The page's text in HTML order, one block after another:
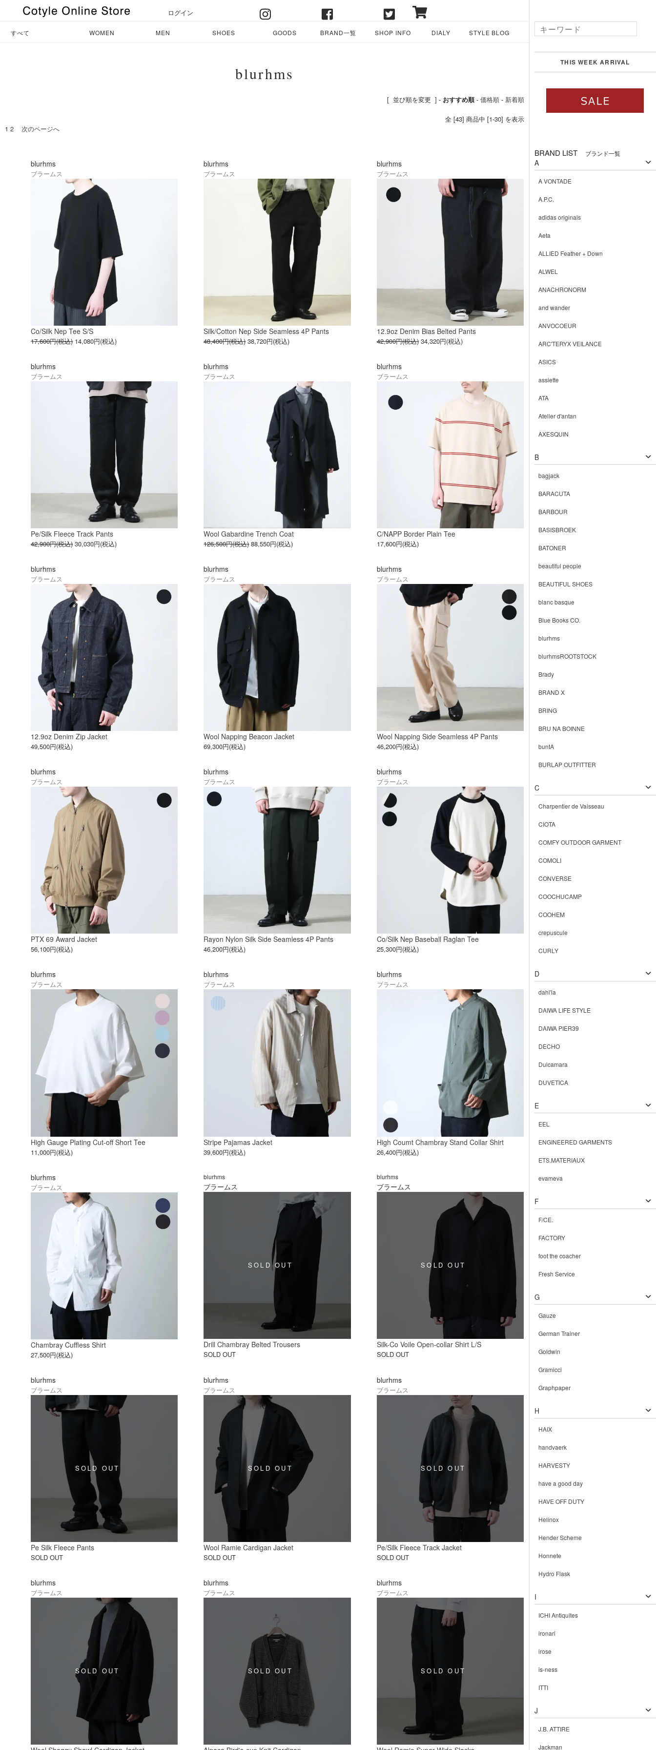
ログイン
すべて WOMEN MEN SHOES GOODS BRAND一覧 SHOP INFO DIALY STYLE BLOG
blurhms
[ 並び順を変更 ] - おすすめ順- 価格順 - 新着順
全 [43] 商品中 [1-30] を表示
1 2 次のページへ
blurhms
ブラームス
Co/Silk Nep Tee S/S
17,600円(税込) 14,080円(税込)
blurhms
ブラームス
Silk/Cotton Nep Side Seamless 4P Pants
48,400円(税込) 38,720円(税込)
blurhms
ブラームス
12.9oz Denim Bias Belted Pants
42,900円(税込) 34,320円(税込)
blurhms
ブラームス
Pe/Silk Fleece Track Pants
42,900円(税込) 30,030円(税込)
blurhms
ブラームス
Wool Gabardine Trench Coat
126,500円(税込) 88,550円(税込)
blurhms
ブラームス
C/NAPP Border Plain Tee
17,600円(税込)
blurhms
ブラームス
12.9oz Denim Zip Jacket
49,500円(税込)
blurhms
ブラームス
Wool Napping Beacon Jacket
69,300円(税込)
blurhms
ブラームス
Wool Napping Side Seamless 4P Pants
46,200円(税込)
blurhms
ブラームス
PTX 69 Award Jacket
56,100円(税込)
blurhms
ブラームス
Rayon Nylon Silk Side Seamless 4P Pants
46,200円(税込)
blurhms
ブラームス
Co/Silk Nep Baseball Raglan Tee
25,300円(税込)
blurhms
ブラームス
High Gauge Plating Cut-off Short Tee
11,000円(税込)
blurhms
ブラームス
Stripe Pajamas Jacket
39,600円(税込)
blurhms
ブラームス
High Coumt Chambray Stand Collar Shirt
26,400円(税込)
blurhms
ブラームス
Chambray Cuffless Shirt
27,500円(税込)
blurhms
ブラームス
Drill Chambray Belted Trousers
SOLD OUT
blurhms
ブラームス
Silk-Co Voile Open-collar Shirt L/S
SOLD OUT
blurhms
ブラームス
Pe Silk Fleece Pants
SOLD OUT
blurhms
ブラームス
Wool Ramie Cardigan Jacket
SOLD OUT
blurhms
ブラームス
Pe/Silk Fleece Track Jacket
SOLD OUT
blurhms
ブラームス
blurhms
ブラームス
blurhms
ブラームス
THIS WEEK ARRIVAL
BRAND LIST ブランド一覧
A
A VONTADE
A.P.C.
adidas originals
Aeta
ALLIED Feather + Down
ALWEL
ANACHRONORM
and wander
ANVOCOEUR
ARC'TERYX VEILANCE
ASICS
assiette
ATA
Atelier d'antan
AXESQUIN
B
bagjack
BARACUTA
BARBOUR
BASISBROEK
BATONER
beautiful people
BEAUTIFUL SHOES
blanc basque
Blue Books CO.
blurhms
blurhmsROOTSTOCK
Brady
BRAND X
BRING
BRU NA BOINNE
buntA
BURLAP OUTFITTER
C
Charpentier de Vaisseau
CIOTA
COMFY OUTDOOR GARMENT
COMOLI
CONVERSE
COOCHUCAMP
COOHEM
crepuscule
CURLY
D
dahl'ia
DAIWA LIFE STYLE
DAIWA PIER39
DECHO
Dulcamara
DUVETICA
E
EEL
ENGINEERED GARMENTS
ETS.MATERIAUX
evameva
F
F/CE.
FACTORY
foot the coacher
Fresh Service
G
Gauze
German Trainer
Goldwin
Gramicci
Graphpaper
H
HAIX
handvaerk
HARVESTY
have a good day
HAVE OFF DUTY
Helinox
Hender Scheme
Honnete
Hydro Flask
I
ICHI Antiquites
ironari
irose
is-ness
ITTI
J
J.B. ATTIRE
Jackman